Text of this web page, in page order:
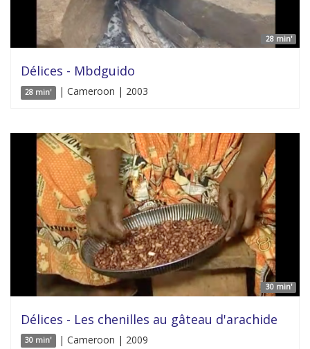
28 min'
Délices - Mbdguido
28 min' | Cameroon | 2003
30 min'
Délices - Les chenilles au gâteau d'arachide
30 min' | Cameroon | 2009